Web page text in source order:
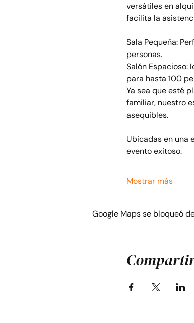
versátiles en
facilita la
Sala Pequeña:
personas.
Salón Espacioso:
para hasta 100
Ya sea que esté
familiar, nuestro
asequibles.
Ubicadas en una
evento exitoso.
Mostrar más
Google Maps se bloqueó